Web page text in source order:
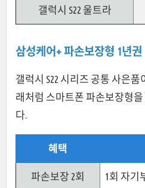
갤럭시 S22 울트라
삼성케어+ 파손보장형 1년권
갤럭시 S22 시리즈 공통 사은
래처럼 스마트폰 파손보장형
다.
혜택
파손보장 2회 1회 자기